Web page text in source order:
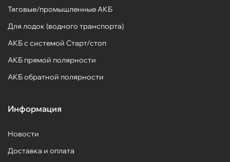
Тяговые/промышленные АКБ
Для лодок (водного транспорта)
АКБ с системой Старт/стоп
АКБ прямой полярности
АКБ обратной полярности
Информация
Новости
Доставка и оплата